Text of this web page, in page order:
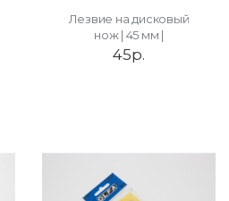
Лезвие на дисковый
нож | 45 мм |
45р.